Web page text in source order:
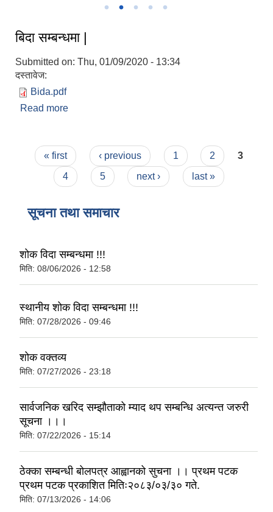
बिदा सम्बन्धमा |
Submitted on: Thu, 01/09/2020 - 13:34
दस्तावेज:
Bida.pdf
Read more
Pages
« first ‹ previous 1 2
3
4
5 next › last »
सूचना तथा समाचार
शोक विदा सम्बन्धमा !!!
मिति: 08/06/2026 - 12:58
स्थानीय शोक विदा सम्बन्धमा !!!
मिति: 07/28/2026 - 09:46
शोक वक्तव्य
मिति: 07/27/2026 - 23:18
सार्वजनिक खरिद सम्झौताको म्याद थप सम्बन्धि अत्यन्त जरुरी
सूचना ।।।
मिति: 07/22/2026 - 15:14
ठेक्का सम्बन्धी बोलपत्र आह्वानको सुचना ।। प्रथम पटक
प्रथम पटक प्रकाशित मितिः२०८३/०३/३० गते.
मिति: 07/13/2026 - 14:06